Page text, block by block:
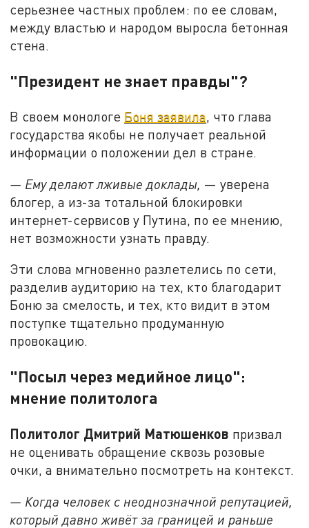
серьезнее частных проблем: по ее словам,
между властью и народом выросла бетонная
стена.
"Президент не знает правды"?
В своем монологе Боня заявила, что глава
государства якобы не получает реальной
информации о положении дел в стране.
— Ему делают лживые доклады, — уверена
блогер, а из-за тотальной блокировки
интернет-сервисов у Путина, по ее мнению,
нет возможности узнать правду.
Эти слова мгновенно разлетелись по сети,
разделив аудиторию на тех, кто благодарит
Боню за смелость, и тех, кто видит в этом
поступке тщательно продуманную
провокацию.
"Посыл через медийное лицо":
мнение политолога
Политолог Дмитрий Матюшенков призвал
не оценивать обращение сквозь розовые
очки, а внимательно посмотреть на контекст.
— Когда человек с неоднозначной репутацией,
который давно живёт за границей и раньше